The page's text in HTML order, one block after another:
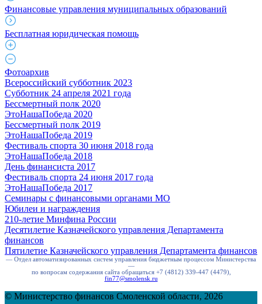
Финансовые управления муниципальных образований
Бесплатная юридическая помощь
Фотоархив
Всероссийский субботник 2023
Субботник 24 апреля 2021 года
Бессмертный полк 2020
ЭтоНашаПобеда 2020
Бессмертный полк 2019
ЭтоНашаПобеда 2019
Фестиваль спорта 30 июня 2018 года
ЭтоНашаПобеда 2018
День финансиста 2017
Фестиваль спорта 24 июня 2017 года
ЭтоНашаПобеда 2017
Семинары с финансовыми органами МО
Юбилеи и награждения
210-летие Минфина России
Десятилетие Казначейского управления Департамента
финансов
Пятилетие Казначейского управления Департамента финансов
— Отдел автоматизированных систем управления бюджетным процессом Министерства
—
по вопросам содержания сайта обращаться +7 (4812) 339-447 (4479),
fin77@smolensk.ru
© Министерство финансов Смоленской области, 2026